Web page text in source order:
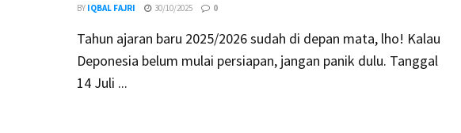
BY IQBAL FAJRI 30/10/2025 0
Tahun ajaran baru 2025/2026 sudah di depan mata, lho! Kalau
Deponesia belum mulai persiapan, jangan panik dulu. Tanggal
14 Juli ...